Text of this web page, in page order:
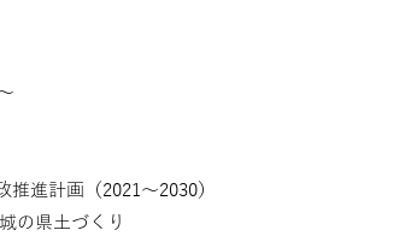
進計画（2021～2030）
の県土づくり